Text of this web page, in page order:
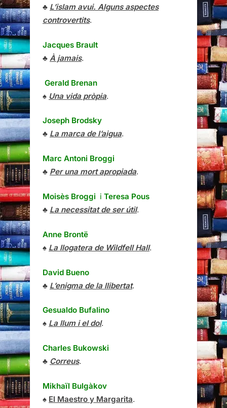
♣ L’islam avui. Alguns aspectes
controvertits.
Jacques Brault
♣ À jamais.
Gerald Brenan
♠ Una vida pròpia.
Joseph Brodsky
♣ La marca de l’aigua.
Marc Antoni Broggi
♣ Per una mort apropiada.
Moisès Broggi i Teresa Pous
♣ La necessitat de ser útil.
Anne Brontë
♠ La llogatera de Wildfell Hall.
David Bueno
♣ L’enigma de la llibertat.
Gesualdo Bufalino
♠ La llum i el dol.
Charles Bukowski
♣ Correus.
Mikhaïl Bulgàkov
♠ El Maestro y Margarita.